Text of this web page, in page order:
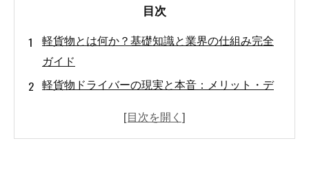
目次
軽貨物とは何か？基礎知識と業界の仕組み完全
ガイド
軽貨物ドライバーの現実と本音：メリット・デ
軽貨物ドライバーの収入・年収・手取り実態：